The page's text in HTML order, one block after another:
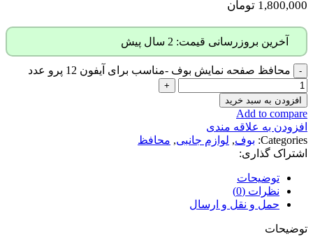
1,800,000 تومان
آخرین بروزرسانی قیمت: 2 سال پیش
محافظ صفحه نمایش بوف -مناسب برای آیفون 12 پرو عدد
افزودن به سبد خرید
Add to compare
افزودن به علاقه مندی
Categories: بوف, لوازم جانبی, محافظ
اشتراک گذاری:
توضیحات
نظرات (0)
حمل و نقل و ارسال
توضیحات